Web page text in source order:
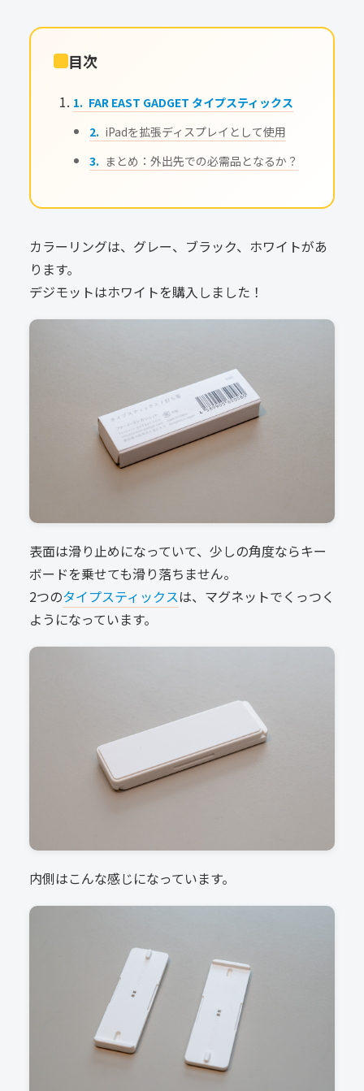
目次
FAR EAST GADGET タイプスティックス
iPadを拡張ディスプレイとして使用
まとめ：外出先での必需品となるか？
カラーリングは、グレー、ブラック、ホワイトがあ
ります。
デジモットはホワイトを購入しました！
表面は滑り止めになっていて、少しの角度ならキー
ボードを乗せても滑り落ちません。
2つのタイプスティックスは、マグネットでくっつく
ようになっています。
内側はこんな感じになっています。